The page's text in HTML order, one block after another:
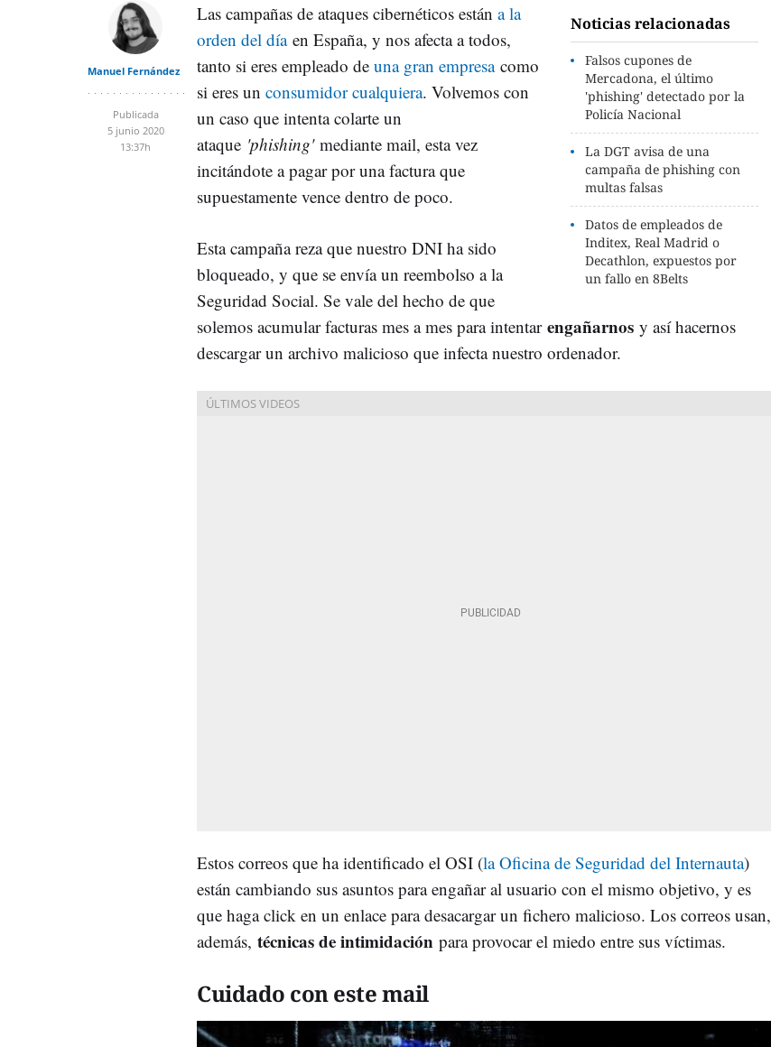
Manuel Fernández
Publicada
5 junio 2020
13:37h
Noticias relacionadas
Falsos cupones de
Mercadona, el último
'phishing' detectado por la
Policía Nacional
La DGT avisa de una
campaña de phishing con
multas falsas
Datos de empleados de
Inditex, Real Madrid o
Decathlon, expuestos por
un fallo en 8Belts
Las campañas de ataques cibernéticos están a la
orden del díaen España, y nos afecta a todos,
tanto si eres empleado de una gran empresacomo
si eres un consumidor cualquiera. Volvemos con
un caso que intenta colarte un
ataque 'phishing' mediante mail, esta vez
incitándote a pagar por una factura que
supuestamente vence dentro de poco.
Esta campaña reza que nuestro DNI ha sido
bloqueado, y que se envía un reembolso a la
Seguridad Social. Se vale del hecho de que
solemos acumular facturas mes a mes para intentar engañarnos y así hacernos
descargar un archivo malicioso que infecta nuestro ordenador.
Estos correos que ha identificado el OSI (la Oficina de Seguridad del Internauta)
están cambiando sus asuntos para engañar al usuario con el mismo objetivo, y es
que haga click en un enlace para desacargar un fichero malicioso. Los correos usan,
además, técnicas de intimidación para provocar el miedo entre sus víctimas.
Cuidado con este mail